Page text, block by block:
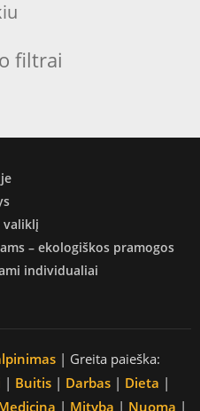
filtrai
valiklį
– ekologiškos pramogos
individualiai
| Greita paieška:
| Buitis | Darbas | Dieta |
| Mityba | Nuoma |